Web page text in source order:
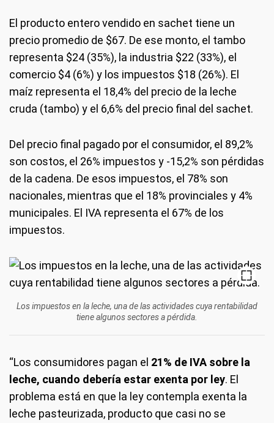
El producto entero vendido en sachet tiene un
precio promedio de $67. De ese monto, el tambo
representa $24 (35%), la industria $22 (33%), el
comercio $4 (6%) y los impuestos $18 (26%). El
maíz representa el 18,4% del precio de la leche
cruda (tambo) y el 6,6% del precio final del sachet.
Del precio final pagado por el consumidor, el 89,2%
son costos, el 26% impuestos y -15,2% son pérdidas
de la cadena. De esos impuestos, el 78% son
nacionales, mientras que el 18% provinciales y 4%
municipales. El IVA representa el 67% de los
impuestos.
Los impuestos en la leche, una de las actividades cuya rentabilidad
tiene algunos sectores a pérdida.
“Los consumidores pagan el 21% de IVA sobre la
leche, cuando debería estar exenta por ley. El
problema está en que la ley contempla exenta la
leche pasteurizada, producto que casi no se